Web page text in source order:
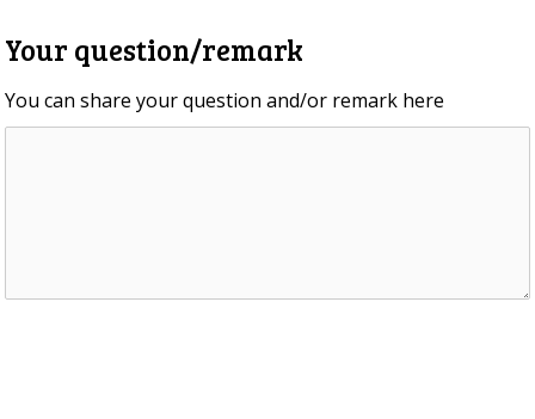
Your question/remark
You can share your question and/or remark here